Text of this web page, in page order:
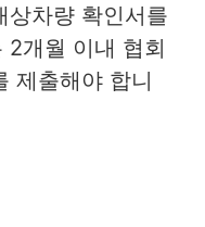
상차량 확인서를
2개월 이내 협회
제출해야 합니